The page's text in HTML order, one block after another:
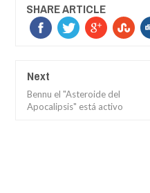
SHARE ARTICLE
Next
Bennu el "Asteroide del
Apocalipsis" está activo